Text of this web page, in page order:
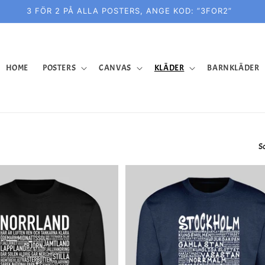
3 FÖR 2 PÅ ALLA POSTERS, ANGE KOD: ”3FOR2”
HOME POSTERS CANVAS KLÄDER BARNKLÄDER